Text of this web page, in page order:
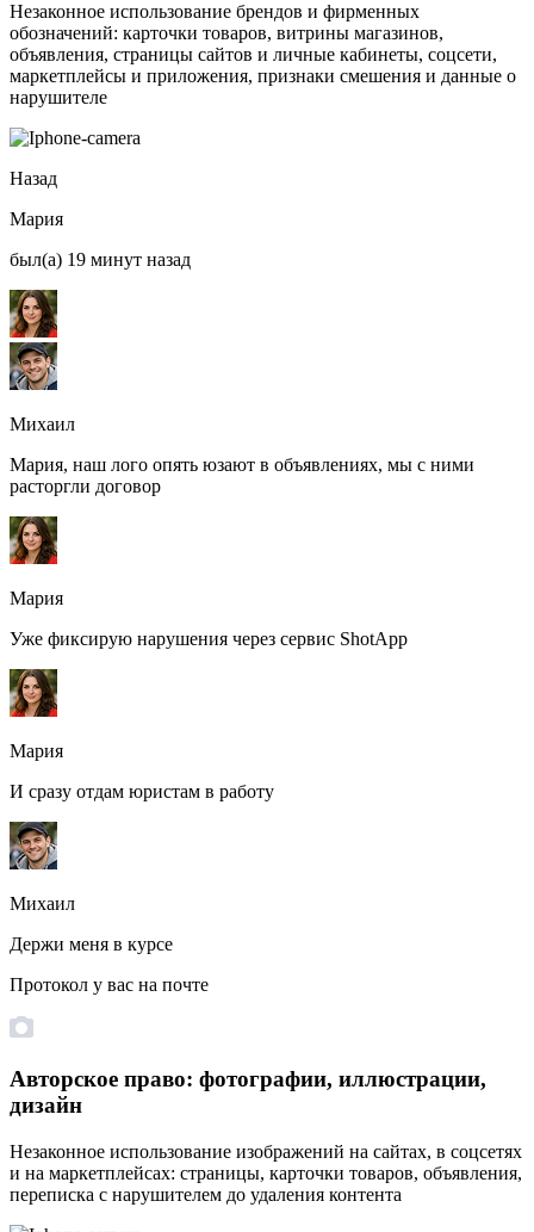
Незаконное использование брендов и фирменных
обозначений: карточки товаров, витрины магазинов,
объявления, страницы сайтов и личные кабинеты, соцсети,
маркетплейсы и приложения, признаки смешения и данные о
нарушителе
Назад
Мария
был(а) 19 минут назад
Михаил
Мария, наш лого опять юзают в объявлениях, мы с ними
расторгли договор
Мария
Уже фиксирую нарушения через сервис ShotApp
Мария
И сразу отдам юристам в работу
Михаил
Держи меня в курсе
Протокол у вас на почте
Авторское право: фотографии, иллюстрации,
дизайн
Незаконное использование изображений на сайтах, в соцсетях
и на маркетплейсах: страницы, карточки товаров, объявления,
переписка с нарушителем до удаления контента